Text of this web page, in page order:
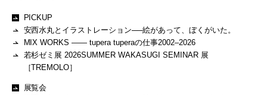
PICKUP
安西水丸とイラストレーション──絵があって、ぼくがいた。
MIX WORKS —— tupera tuperaの仕事2002–2026
若杉ゼミ展 2026SUMMER WAKASUGI SEMINAR 展
［TREMOLO］
展覧会